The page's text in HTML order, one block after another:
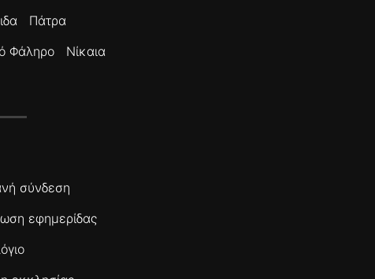
Πάτρα
Φάληρο
Νίκαια
σύνδεση
εφημερίδας